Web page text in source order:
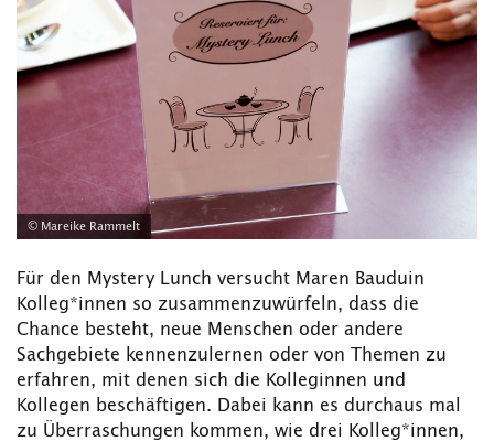
© Mareike Rammelt
Für den Mystery Lunch versucht Maren Bauduin
Kolleg*innen so zusammenzuwürfeln, dass die
Chance besteht, neue Menschen oder andere
Sachgebiete kennenzulernen oder von Themen zu
erfahren, mit denen sich die Kolleginnen und
Kollegen beschäftigen. Dabei kann es durchaus mal
zu Überraschungen kommen, wie drei Kolleg*innen,